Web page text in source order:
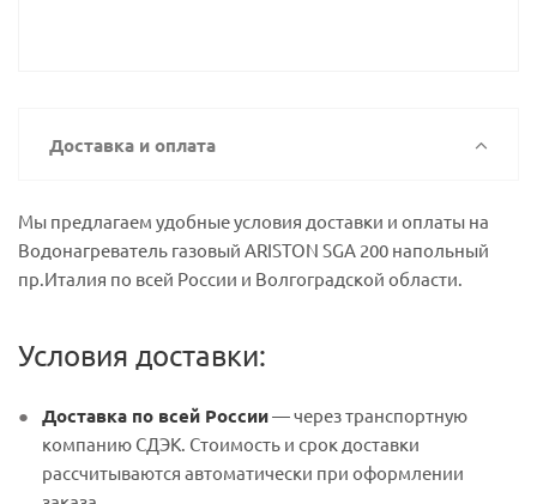
Доставка и оплата
Мы предлагаем удобные условия доставки и оплаты на
Водонагреватель газовый ARISTON SGA 200 напольный
пр.Италия по всей России и Волгоградской области.
Условия доставки:
Доставка по всей России— через транспортную
компанию СДЭК. Стоимость и срок доставки
рассчитываются автоматически при оформлении